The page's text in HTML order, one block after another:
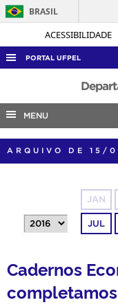
ACESSIBILIDADE
BRASIL
PORTAL UFPEL
ACESSO À INFORMAÇÃO
AUDITORIA
COBALTO
CONCURSOS
OUVIDORIA
TELEFONES
MENU
ARQUIVO DE 15/
JAN
JUL
Cadernos